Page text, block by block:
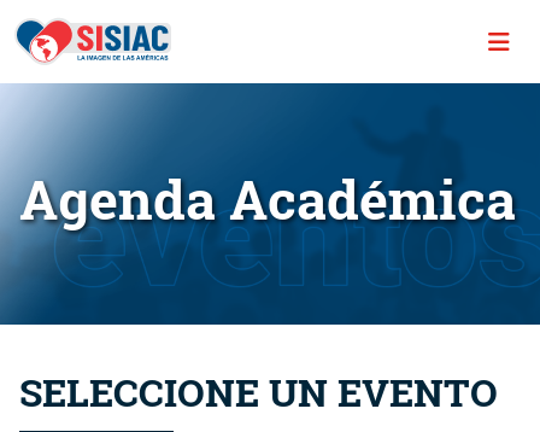
Agenda Académica
SELECCIONE UN EVENTO